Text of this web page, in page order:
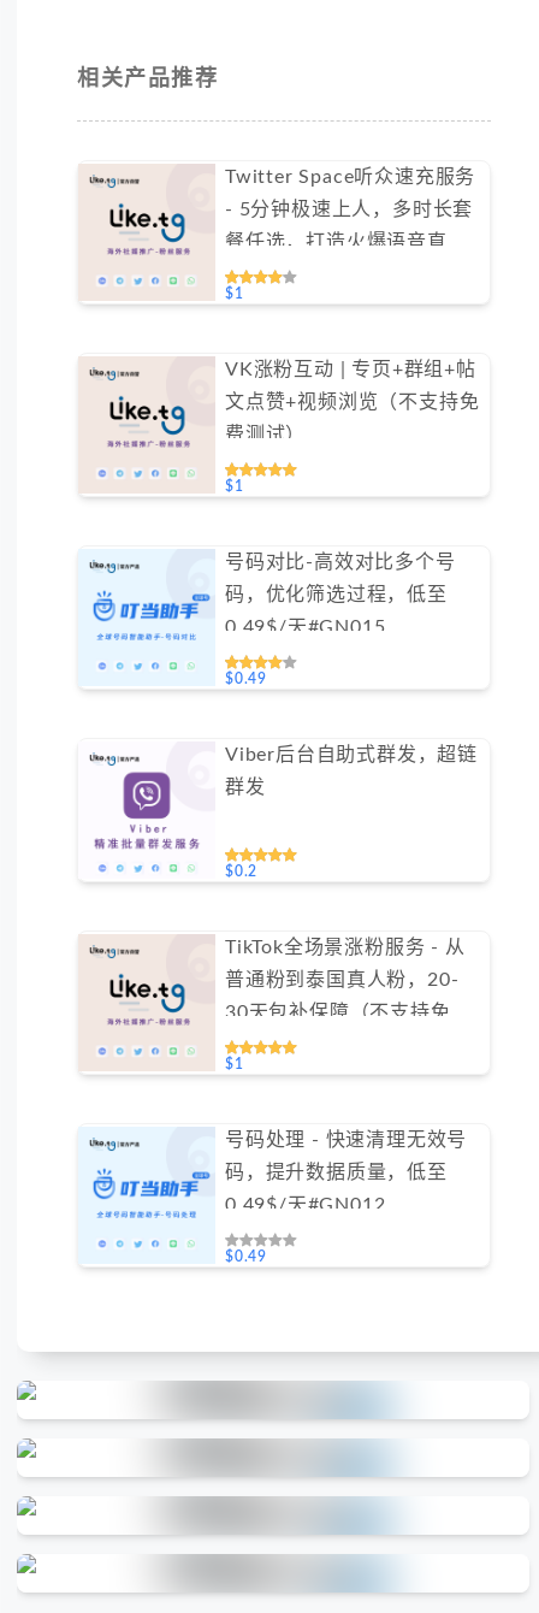
相关产品推荐
Twitter Space听众速充服务
- 5分钟极速上人，多时长套
餐任选，打造火爆语音直播
间（不支持免费测试）
$1
VK涨粉互动 | 专页+群组+帖
文点赞+视频浏览（不支持免
费测试）
$1
号码对比-高效对比多个号
码，优化筛选过程，低至
0.49$/天#GN015
$0.49
Viber后台自助式群发，超链
群发
$0.2
TikTok全场景涨粉服务 - 从
普通粉到泰国真人粉，20-
30天包补保障（不支持免费
测试）
$1
号码处理 - 快速清理无效号
码，提升数据质量，低至
0.49$/天#GN012
$0.49